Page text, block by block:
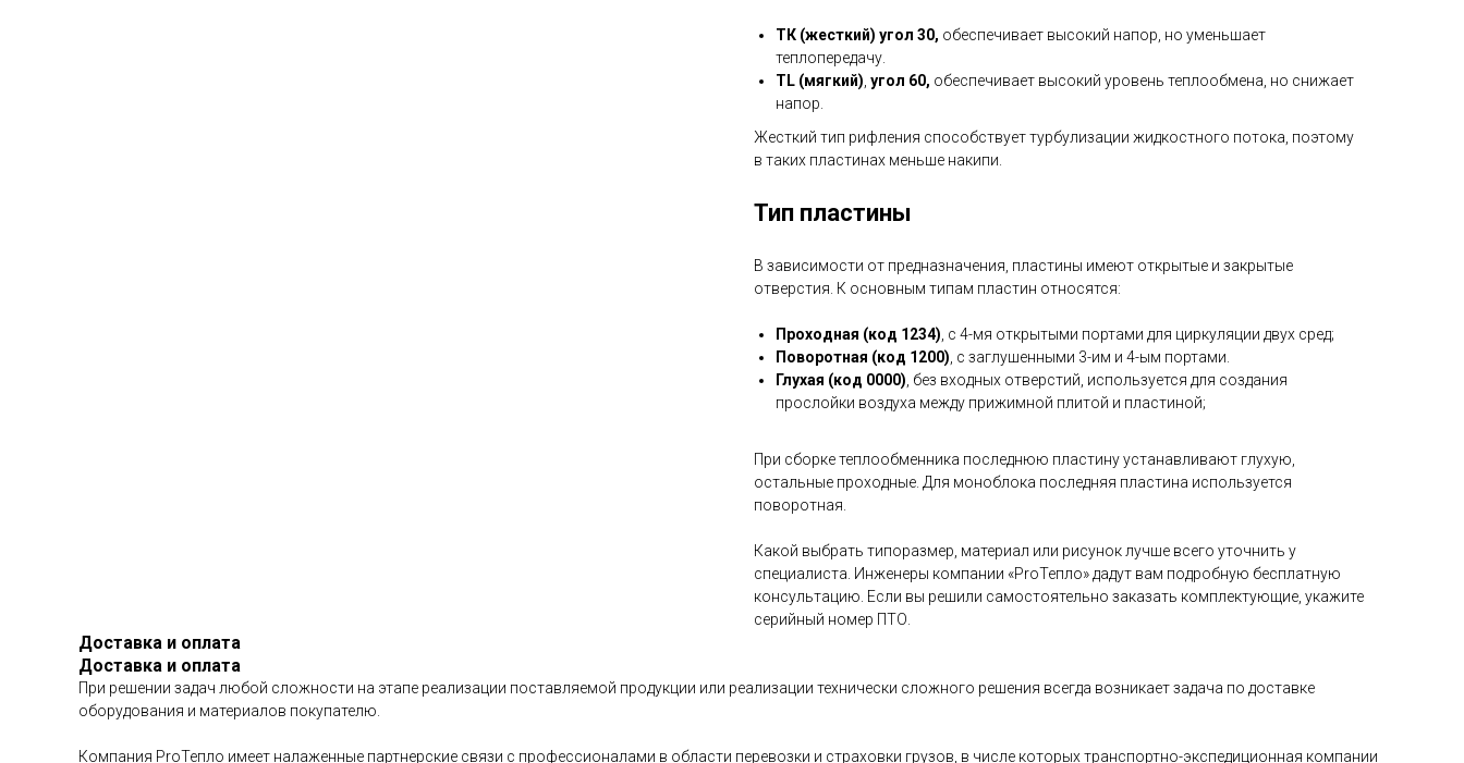
ТК (жесткий) угол 30, обеспечивает высокий напор, но уменьшает
теплопередачу.
TL (мягкий), угол 60, обеспечивает высокий уровень теплообмена, но снижает
напор.
Жесткий тип рифления способствует турбулизации жидкостного потока, поэтому
в таких пластинах меньше накипи.
Тип пластины
В зависимости от предназначения, пластины имеют открытые и закрытые
отверстия. К основным типам пластин относятся:
Проходная (код 1234), с 4-мя открытыми портами для циркуляции двух сред;
Поворотная (код 1200), с заглушенными 3-им и 4-ым портами.
Глухая (код 0000), без входных отверстий, используется для создания
прослойки воздуха между прижимной плитой и пластиной;
При сборке теплообменника последнюю пластину устанавливают глухую,
остальные проходные. Для моноблока последняя пластина используется
поворотная.
Какой выбрать типоразмер, материал или рисунок лучше всего уточнить у
специалиста. Инженеры компании «ProТепло» дадут вам подробную бесплатную
консультацию. Если вы решили самостоятельно заказать комплектующие, укажите
серийный номер ПТО.
Доставка и оплата
Доставка и оплата
При решении задач любой сложности на этапе реализации поставляемой продукции или реализации технически сложного решения всегда возникает задача по доставке
оборудования и материалов покупателю.
Компания ProТепло имеет налаженные партнерские связи с профессионалами в области перевозки и страховки грузов, в числе которых транспортно-экспедиционная компании